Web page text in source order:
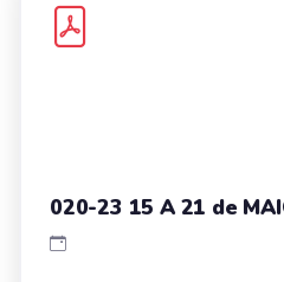
020-23 15 A 21 de